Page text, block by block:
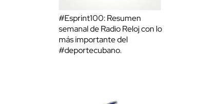
#Esprint100: Resumen
semanal de Radio Reloj con lo
más importante del
#deportecubano.